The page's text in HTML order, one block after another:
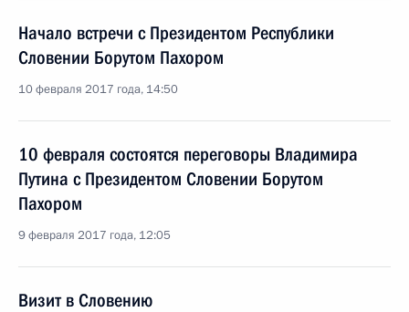
Начало встречи с Президентом Республики
Словении Борутом Пахором
10 февраля 2017 года, 14:50
10 февраля состоятся переговоры Владимира
Путина с Президентом Словении Борутом
Пахором
9 февраля 2017 года, 12:05
Визит в Словению